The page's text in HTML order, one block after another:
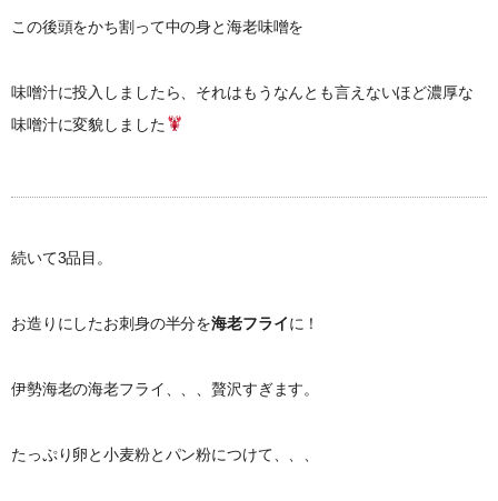
この後頭をかち割って中の身と海老味噌を
味噌汁に投入しましたら、それはもうなんとも言えないほど濃厚な
味噌汁に変貌しました
続いて3品目。
お造りにしたお刺身の半分を海老フライに！
伊勢海老の海老フライ、、、贅沢すぎます。
たっぷり卵と小麦粉とパン粉につけて、、、